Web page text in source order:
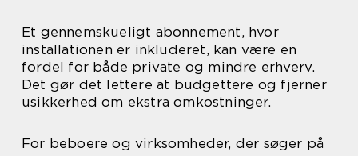
Et gennemskueligt abonnement, hvor
installationen er inkluderet, kan være en
fordel for både private og mindre erhverv.
Det gør det lettere at budgettere og fjerner
usikkerhed om ekstra omkostninger.
For beboere og virksomheder, der søger på